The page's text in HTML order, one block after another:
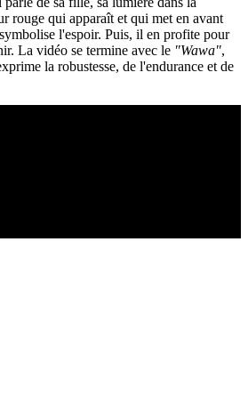
rouge qui apparaît et qui met en avant
l'espoir. Puis, il en profite pour
La vidéo se termine avec le "Wawa",
la robustesse, de l'endurance et de